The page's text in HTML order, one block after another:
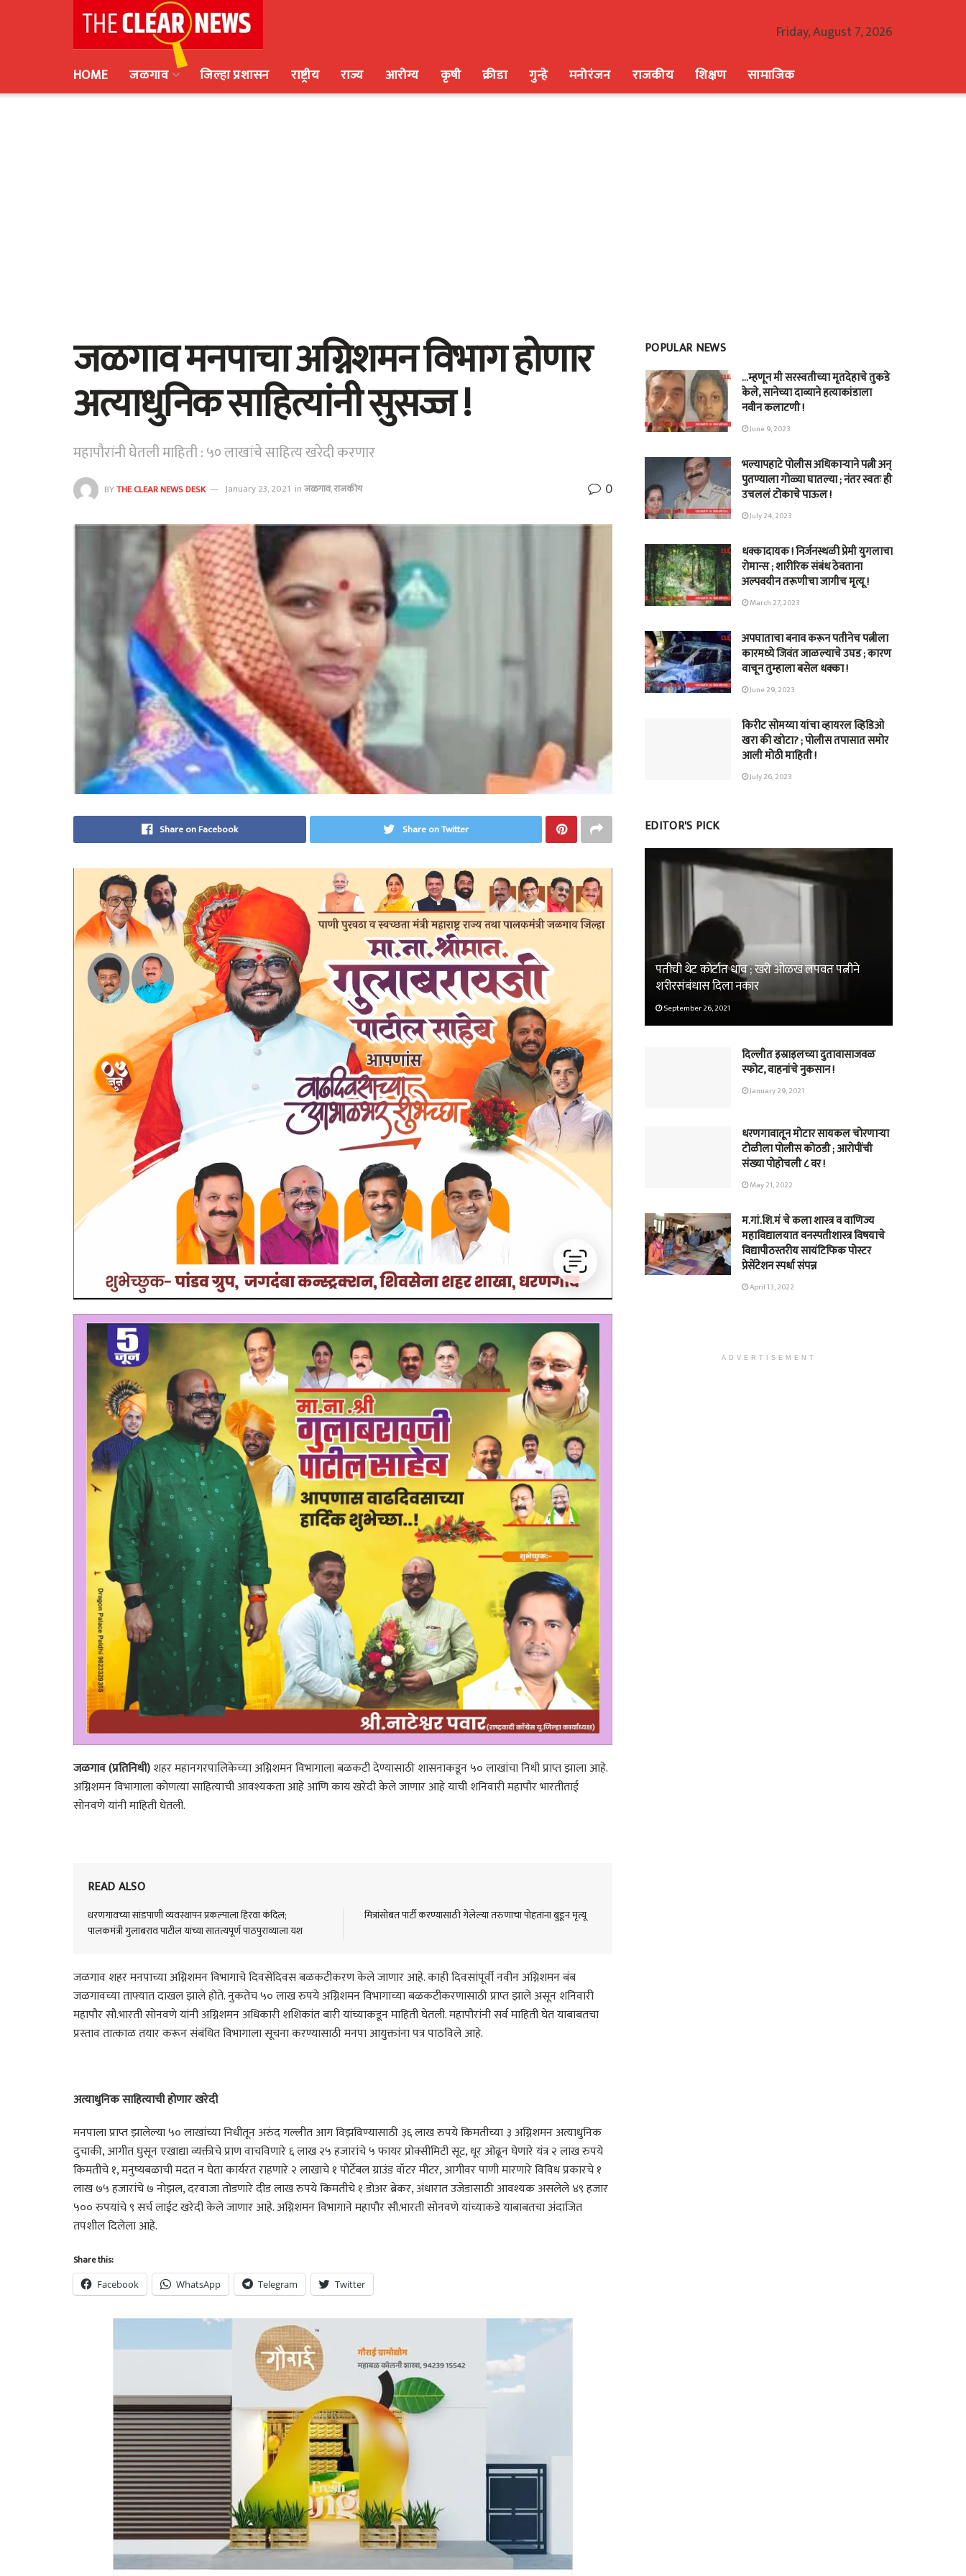
Friday, August 7, 2026
HOME
जळगाव जिल्हा प्रशासन राष्ट्रीय राज्य आरोग्य कृषी क्रीडा गुन्हे मनोरंजन राजकीय शिक्षण सामाजिक
जळगाव मनपाचा अग्निशमन विभाग होणार
अत्याधुनिक साहित्यांनी सुसज्ज !
महापौरांनी घेतली माहिती : ५० लाखांचे साहित्य खरेदी करणार
BYTHE CLEAR NEWS DESK January 23, 2021 inजळगाव,राजकीय 0
Share on Facebook Share on Twitter
जळगाव (प्रतिनिधी)शहर महानगरपालिकेच्या अग्निशमन विभागाला बळकटी देण्यासाठी शासनाकडून ५० लाखांचा निधी प्राप्त झाला आहे.
अग्निशमन विभागाला कोणत्या साहित्याची आवश्यकता आहे आणि काय खरेदी केले जाणार आहे याची शनिवारी महापौर भारतीताई
सोनवणे यांनी माहिती घेतली.
READ ALSO
धरणगावच्या सांडपाणी व्यवस्थापन प्रकल्पाला हिरवा कंदिल;
पालकमंत्री गुलाबराव पाटील यांच्या सातत्यपूर्ण पाठपुराव्याला यश
मित्रांसोबत पार्टी करण्यासाठी गेलेल्या तरुणाचा पोहतांना बुडून मृत्यू
जळगाव शहर मनपाच्या अग्निशमन विभागाचे दिवसेंदिवस बळकटीकरण केले जाणार आहे. काही दिवसांपूर्वी नवीन अग्निशमन बंब
जळगावच्या ताफ्यात दाखल झाले होते. नुकतेच ५० लाख रुपये अग्निशमन विभागाच्या बळकटीकरणासाठी प्राप्त झाले असून शनिवारी
महापौर सौ.भारती सोनवणे यांनी अग्निशमन अधिकारी शशिकांत बारी यांच्याकडून माहिती घेतली. महापौरांनी सर्व माहिती घेत याबाबतचा
प्रस्ताव तात्काळ तयार करून संबंधित विभागाला सूचना करण्यासाठी मनपा आयुक्तांना पत्र पाठविले आहे.
अत्याधुनिक साहित्याची होणार खरेदी
मनपाला प्राप्त झालेल्या ५० लाखांच्या निधीतून अरुंद गल्लीत आग विझविण्यासाठी ३६ लाख रुपये किमतीच्या ३ अग्निशमन अत्याधुनिक
दुचाकी, आगीत घुसून एखाद्या व्यक्तीचे प्राण वाचविणारे ६ लाख २५ हजारांचे ५ फायर प्रोक्सीमिटी सूट, धूर ओढून घेणारे यंत्र २ लाख रुपये
किमतीचे १, मनुष्यबळाची मदत न घेता कार्यरत राहणारे २ लाखाचे १ पोर्टेबल ग्राउंड वॉटर मीटर, आगीवर पाणी मारणारे विविध प्रकारचे १
लाख ७५ हजारांचे ७ नोझल, दरवाजा तोडणारे दीड लाख रुपये किमतीचे १ डोअर ब्रेकर, अंधारात उजेडासाठी आवश्यक असलेले ४९ हजार
५०० रुपयांचे ९ सर्च लाईट खरेदी केले जाणार आहे. अग्निशमन विभागाने महापौर सौ.भारती सोनवणे यांच्याकडे याबाबतचा अंदाजित
तपशील दिलेला आहे.
Share this:
Facebook WhatsApp Telegram Twitter
POPULAR NEWS
…म्हणून मी सरस्वतीच्या मृतदेहाचे तुकडे
केले, सानेच्या दाव्याने हत्याकांडाला
नवीन कलाटणी !
June 9, 2023
भल्यापहाटे पोलीस अधिकाऱ्याने पत्नी अन्
पुतण्याला गोळ्या घातल्या ; नंतर स्वतः ही
उचललं टोकाचे पाऊल !
July 24, 2023
धक्कादायक ! निर्जनस्थळी प्रेमी युगलाचा
रोमान्स ; शारीरिक संबंध ठेवताना
अल्पवयीन तरूणीचा जागीच मृत्यू !
March 27, 2023
अपघाताचा बनाव करून पतीनेच‎ पत्नीला
कारमध्ये जिवंत जाळल्याचे उघड ; कारण
वाचून तुम्हाला बसेल धक्का !
June 29, 2023
किरीट सोमय्या यांचा व्हायरल व्हिडिओ
खरा की खोटा? ; पोलीस तपासात समोर
आली मोठी माहिती !
July 26, 2023
EDITOR'S PICK
पतीची थेट कोर्टात धाव ; खरी ओळख लपवत पत्नीने
शरीरसंबंधास दिला नकार
September 26, 2021
दिल्लीत इस्राइलच्या दुतावासाजवळ
स्फोट, वाहनांचे नुकसान !
January 29, 2021
धरणगावातून मोटार सायकल चोरणाऱ्या
टोळीला पोलीस कोठडी ; आरोपींची
संख्या पोहोचली ८ वर !
May 21, 2022
म.गां.शि.मं चे कला शास्त्र व वाणिज्य
महाविद्यालयात वनस्पतीशास्त्र विषयाचे
विद्यापीठस्तरीय सायंटिफिक पोस्टर
प्रेसेंटेशन स्पर्धा संपन्न
April 13, 2022
ADVERTISEMENT